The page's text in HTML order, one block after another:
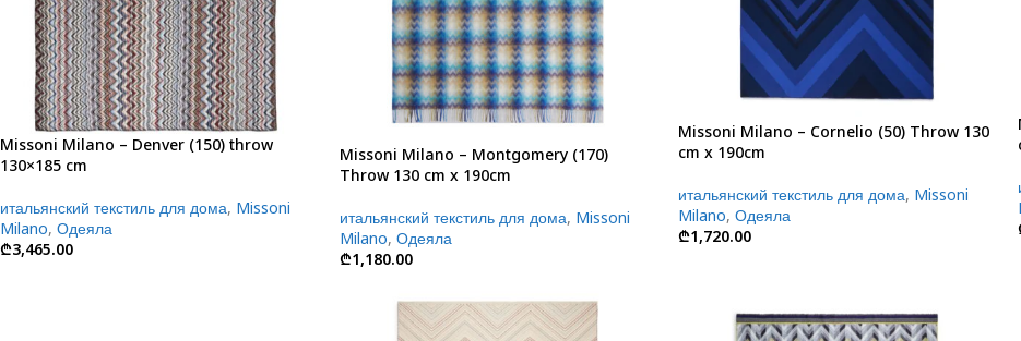
Missoni Milano – Denver (150) throw
130×185 cm
итальянский текстиль для дома, Missoni
Milano, Одеяла
₾3,465.00
Missoni Milano – Montgomery (170)
Throw 130 cm x 190cm
итальянский текстиль для дома, Missoni
Milano, Одеяла
₾1,180.00
Missoni Milano – Cornelio (50) Throw 130
cm x 190cm
итальянский текстиль для дома, Missoni
Milano, Одеяла
₾1,720.00